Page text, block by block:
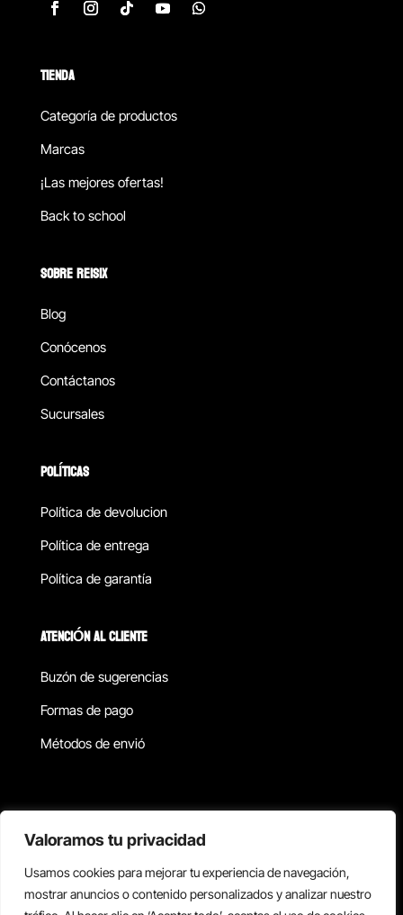
Valoramos tu privacidad
Usamos cookies para mejorar tu experiencia de navegación,
mostrar anuncios o contenido personalizados y analizar nuestro
TIENDA
Categoría de productos
Marcas
¡Las mejores ofertas!
Back to school
SOBRE REISIX
Blog
Conócenos
Contáctanos
Sucursales
POLÍTICAS
Política de devolucion
Política de entrega
Política de garantía
ATENCIÓN AL CLIENTE
Buzón de sugerencias
Formas de pago
Métodos de envió
Copyright © 2026 Reisix. Todos los derechos reservados.